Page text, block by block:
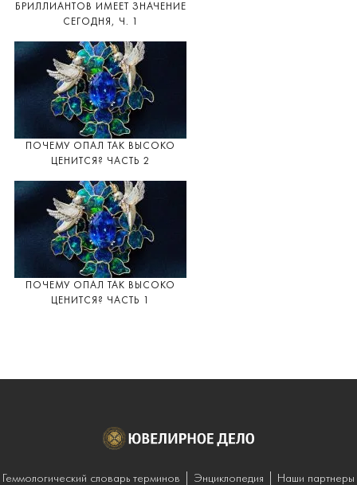
БРИЛЛИАНТОВ ИМЕЕТ ЗНАЧЕНИЕ
СЕГОДНЯ, Ч. 1
ПОЧЕМУ ОПАЛ ТАК ВЫСОКО
ЦЕНИТСЯ? ЧАСТЬ 2
ПОЧЕМУ ОПАЛ ТАК ВЫСОКО
ЦЕНИТСЯ? ЧАСТЬ 1
Геммологический словарь терминов Энциклопедия Наши партнеры